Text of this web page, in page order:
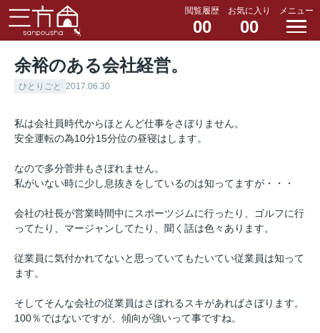
閲覧履歴
00
お気に入り
00
メニュー
余裕のある会社経営。
ひとりごと 2017.06.30
私は会社員時代からほとんど仕事をさぼりません。
安全運転の為10分15分位の昼寝はします。
なので多分菅井もさぼれません。
私がいない時に少し息抜きをしているのは知ってますが・・・
会社の社長が営業時間中にスポーツジムに行ったり、ゴルフに行
ってたり、マージャンしてたり、聞く話は色々あります。
従業員に気付かれてないと思っていてもたいてい従業員は知って
ます。
そしてそんな会社の従業員はさぼれるスキがあればさぼります。
100％ではないですが、傾向が強いって事ですね。